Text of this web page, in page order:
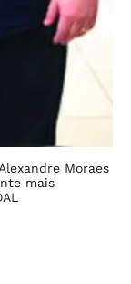
Moraes
mais